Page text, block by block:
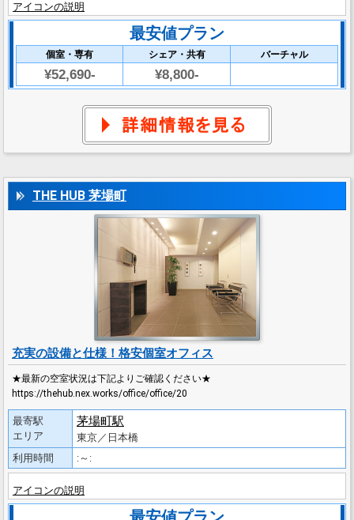
アイコンの説明
最安値プラン
個室・専有 シェア・共有 バーチャル
¥52,690- ¥8,800-
THE HUB 茅場町
充実の設備と仕様！格安個室オフィス
★最新の空室状況は下記よりご確認ください★
https://thehub.nex.works/office/office/20
最寄駅
エリア
茅場町駅
東京／日本橋
利用時間
:～:
アイコンの説明